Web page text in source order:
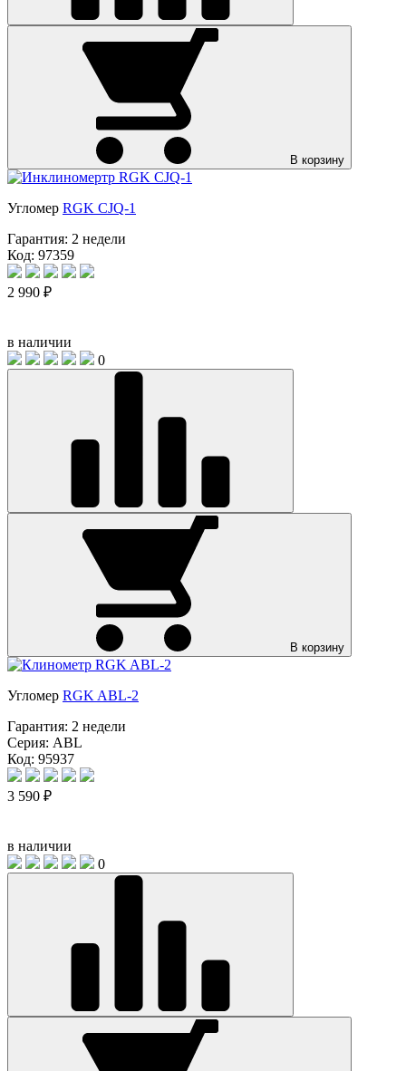
В корзину
Угломер RGK CJQ-1
Гарантия: 2 недели
Код: 97359
2 990 ₽
в наличии
0
В корзину
Угломер RGK ABL-2
Гарантия: 2 недели
Серия: ABL
Код: 95937
3 590 ₽
в наличии
0